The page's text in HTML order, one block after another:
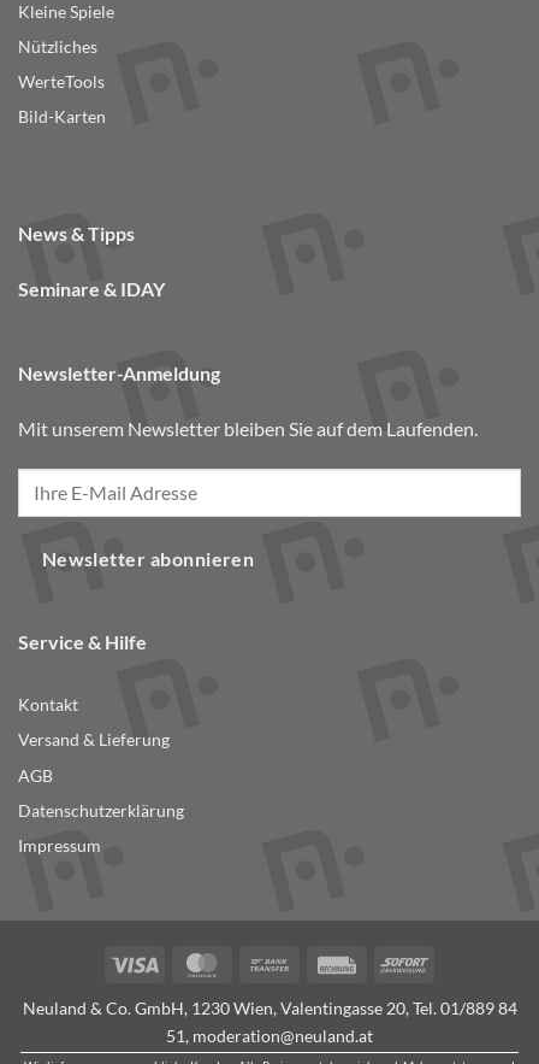
Kleine Spiele
Nützliches
WerteTools
Bild-Karten
News & Tipps
Seminare & IDAY
Newsletter-Anmeldung
Mit unserem Newsletter bleiben Sie auf dem Laufenden.
Newsletter abonnieren
Service & Hilfe
Kontakt
Versand & Lieferung
AGB
Datenschutzerklärung
Impressum
Visa MasterCardBank
RechungSofort
Neuland & Co. GmbH, 1230 Wien, Valentingasse 20, Tel.01/889 84
51, moderation@neuland.at